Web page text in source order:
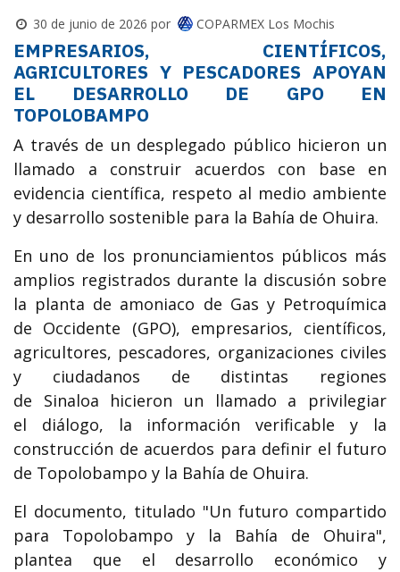
30 de junio de 2026 por COPARMEX Los Mochis
EMPRESARIOS, CIENTÍFICOS,
AGRICULTORES Y PESCADORES APOYAN
EL DESARROLLO DE GPO EN
TOPOLOBAMPO
A través de un desplegado público hicieron un
llamado a construir acuerdos con base en
evidencia científica, respeto al medio ambiente
y desarrollo sostenible para la Bahía de Ohuira.
En uno de los pronunciamientos públicos más
amplios registrados durante la discusión sobre
la planta de amoniaco de Gas y Petroquímica
de Occidente (GPO), empresarios, científicos,
agricultores, pescadores, organizaciones civiles
y ciudadanos de distintas regiones
de Sinaloa hicieron un llamado a privilegiar
el diálogo, la información verificable y la
construcción de acuerdos para definir el futuro
de Topolobampo y la Bahía de Ohuira.
El documento, titulado "Un futuro compartido
para Topolobampo y la Bahía de Ohuira",
plantea que el desarrollo económico y